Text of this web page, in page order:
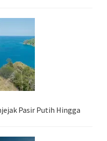
Pasir Putih Hingga